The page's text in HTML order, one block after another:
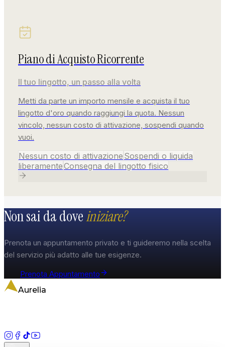
Piano di Acquisto Ricorrente
Il tuo lingotto, un passo alla volta
Metti da parte un importo mensile e acquista il tuo
lingotto d'oro quando raggiungi la quota. Nessun
vincolo, nessun costo di attivazione, sospendi quando
vuoi.
Nessun costo di attivazione Sospendi o liquida
liberamenteConsegna del lingotto fisico
Non sai da doveiniziare?
Prenota un appuntamento privato e ti guideremo nella scelta
del servizio più adatto alle tue esigenze.
Prenota Appuntamento
Aurelia